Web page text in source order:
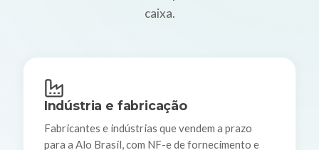
caixa.
Indústria e fabricação
Fabricantes e indústrias que vendem a prazo
para a Alo Brasil, com NF-e de fornecimento e